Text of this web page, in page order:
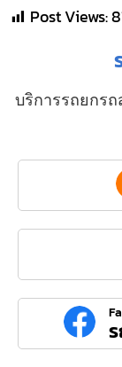
Post Views:
บริการรถยกร